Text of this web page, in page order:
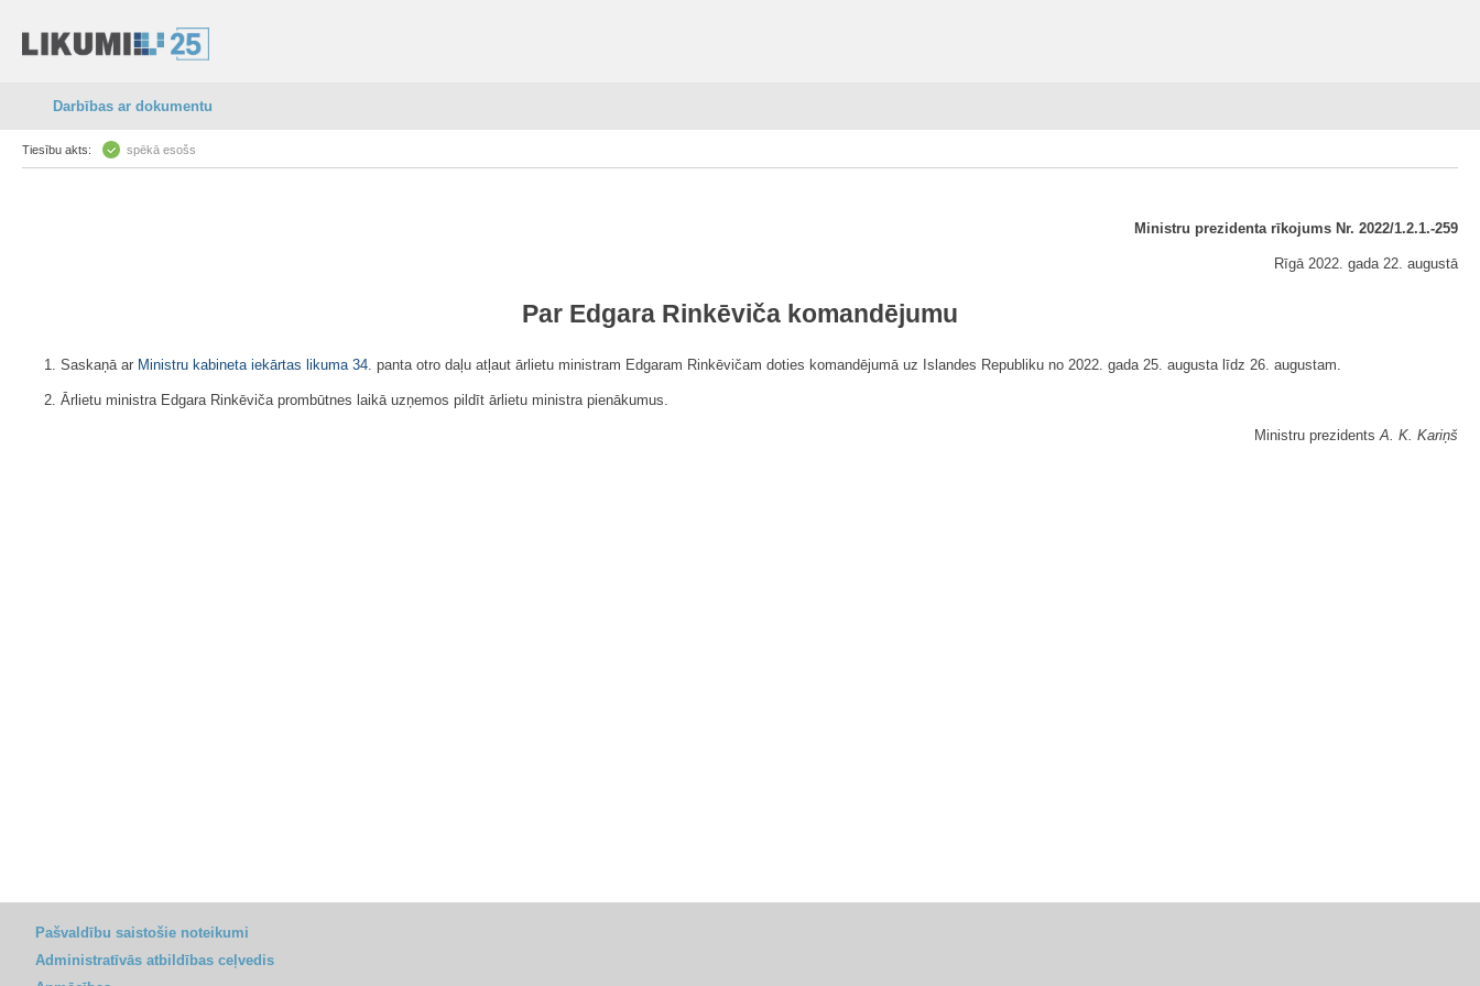
Darbības ar dokumentu
Tiesību akts: spēkā esošs
Ministru prezidenta rīkojums Nr. 2022/1.2.1.-259
Rīgā 2022. gada 22. augustā
Par Edgara Rinkēviča komandējumu
1. Saskaņā ar Ministru kabineta iekārtas likuma 34. panta otro daļu atļaut ārlietu ministram Edgaram Rinkēvičam doties komandējumā uz Islandes Republiku no 2022. gada 25. augusta līdz 26. augustam.
2. Ārlietu ministra Edgara Rinkēviča prombūtnes laikā uzņemos pildīt ārlietu ministra pienākumus.
Ministru prezidentsA. K. Kariņš
Pašvaldību saistošie noteikumi
Administratīvās atbildības ceļvedis